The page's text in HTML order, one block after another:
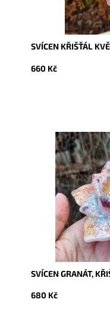
SVÍCEN KŘIŠŤÁL
660 Kč
Dostupnost:
9997
SVÍCEN GRANÁT,
680 Kč